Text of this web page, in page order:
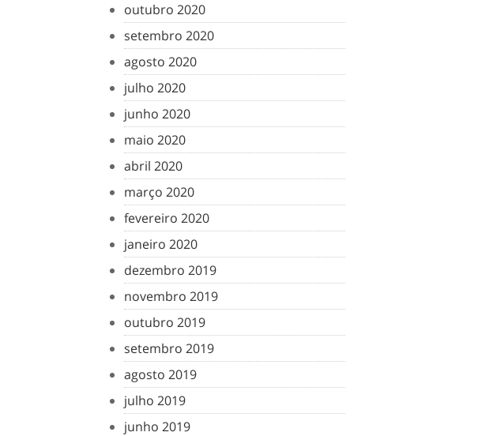
outubro 2020
setembro 2020
agosto 2020
julho 2020
junho 2020
maio 2020
abril 2020
março 2020
fevereiro 2020
janeiro 2020
dezembro 2019
novembro 2019
outubro 2019
setembro 2019
agosto 2019
julho 2019
junho 2019